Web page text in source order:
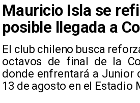
Mauricio Isla se
posible llegada a
​El club chileno busca
octavos de final de la
donde enfrentará a Junior
13 de agosto en el Estadio